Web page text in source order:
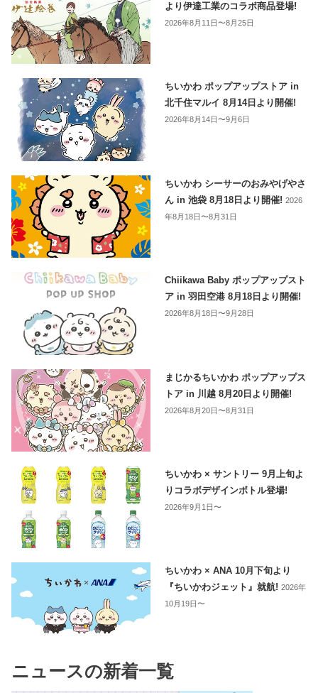
より伊達工業のコラボ商品登場!
2026年8月11日〜8月25日
ちいかわ ポップアップストア in
北千住マルイ 8月14日より開催!
2026年8月14日〜9月6日
ちいかわ シーサーのおみやげやさ
ん in 池袋 8月18日より開催!2026
年8月18日〜8月31日
Chiikawa Baby ポップアップスト
ア in 羽田空港 8月18日より開催!
2026年8月18日〜9月28日
まじかるちいかわ ポップアップス
トア in 川越 8月20日より開催!
2026年8月20日〜8月31日
ちいかわ × サントリー 9月上旬よ
りコラボデザインボトル登場!
2026年9月1日〜
ちいかわ × ANA 10月下旬より
『ちいかわジェット』就航!2026年
10月19日〜
ニュースの新着一覧